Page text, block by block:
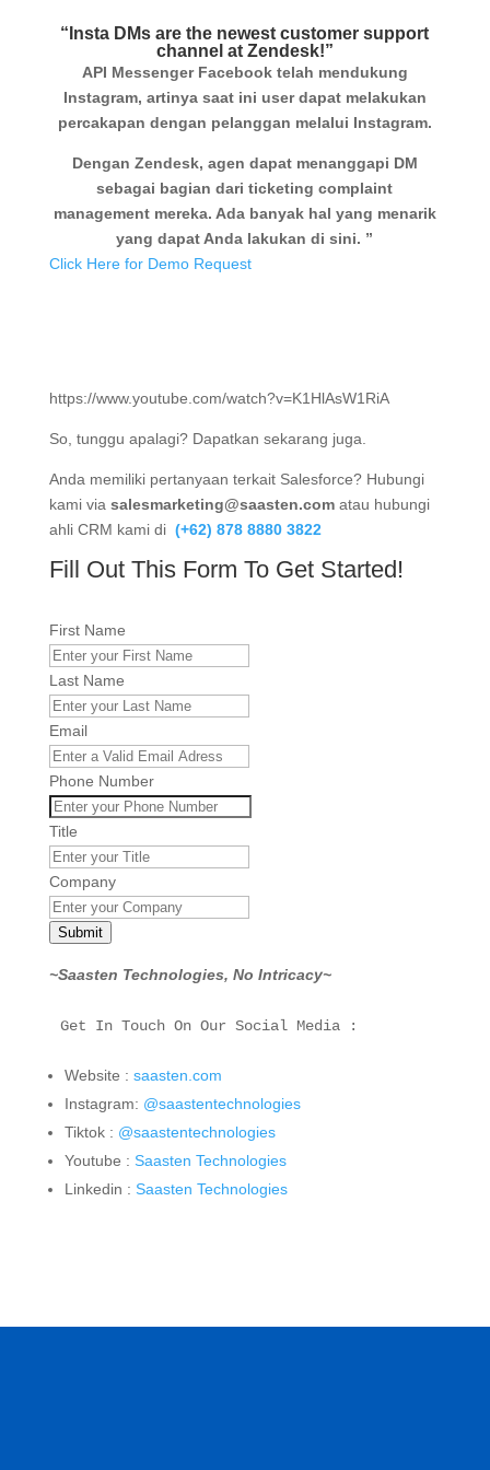
“Insta DMs are the newest customer support
channel at Zendesk!”
API Messenger Facebook telah mendukung
Instagram, artinya saat ini user dapat melakukan
percakapan dengan pelanggan melalui Instagram.
Dengan Zendesk, agen dapat menanggapi DM
sebagai bagian dari ticketing complaint
management mereka. Ada banyak hal yang menarik
yang dapat Anda lakukan di sini. ”
Click Here for Demo Request
https://www.youtube.com/watch?v=K1HlAsW1RiA
So, tunggu apalagi? Dapatkan sekarang juga.
Anda memiliki pertanyaan terkait Salesforce? Hubungi
kami via salesmarketing@saasten.comatau hubungi
ahli CRM kami di (+62) 878 8880 3822
Fill Out This Form To Get Started!
First Name
Last Name
Email
Phone Number
Title
Company
Submit
~Saasten Technologies, No Intricacy~
Get In Touch On Our Social Media :
Website : saasten.com
Instagram: @saastentechnologies
Tiktok : @saastentechnologies
Youtube : Saasten Technologies
Linkedin : Saasten Technologies